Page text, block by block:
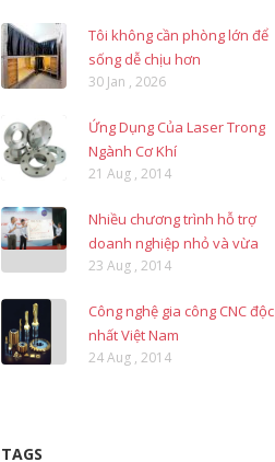
Tôi không cần phòng lớn để
sống dễ chịu hơn
30 Jan , 2026
Ứng Dụng Của Laser Trong
Ngành Cơ Khí
21 Aug , 2014
Nhiều chương trình hỗ trợ
doanh nghiệp nhỏ và vừa
23 Aug , 2014
Công nghệ gia công CNC độc
nhất Việt Nam
24 Aug , 2014
TAGS